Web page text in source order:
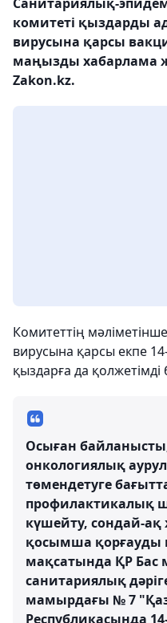
комитеті қыздарды
вирусына қарсы
маңызды хабарлама
Zakon.kz.
Комитеттің
вирусына қарсы екпе
қыздарға да
Осыған
онкологиялық
төмендетуге
профилактикалық
күшейту, сондай-ақ
қосымша қорғауды
мақсатында ҚР Бас
санитариялық
мамырдағы № 7
Республикасында